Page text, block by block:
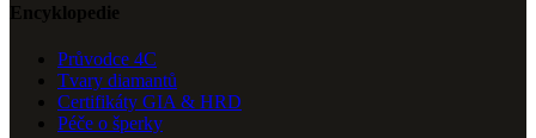
Encyklopedie
Průvodce 4C
Tvary diamantů
Certifikáty GIA & HRD
Péče o šperky